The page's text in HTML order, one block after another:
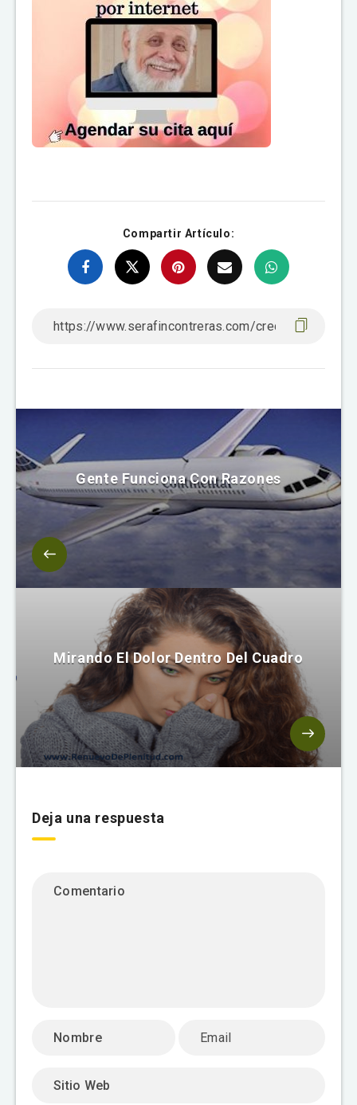
Compartir Artículo:
Gente Funciona Con Razones
Mirando El Dolor Dentro Del Cuadro
Deja una respuesta